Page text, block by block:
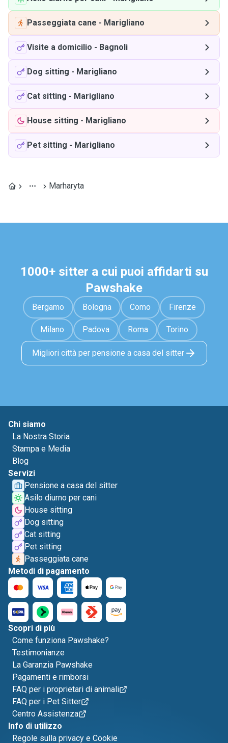
Passeggiata cane - Marigliano
Visite a domicilio - Bagnoli
Dog sitting - Marigliano
Cat sitting - Marigliano
House sitting - Marigliano
Pet sitting - Marigliano
Marharyta
1000+ sitter a cui puoi affidarti su
Pawshake
Bergamo Bologna Como Firenze
Milano Padova Roma Torino
Migliori città per pensione a casa del sitter
Chi siamo
La Nostra Storia
Stampa e Media
Blog
Servizi
Pensione a casa del sitter
Asilo diurno per cani
House sitting
Dog sitting
Cat sitting
Pet sitting
Passeggiata cane
Metodi di pagamento
Scopri di più
Come funziona Pawshake?
Testimonianze
La Garanzia Pawshake
Pagamenti e rimborsi
FAQ per i proprietari di animali
FAQ per i Pet Sitter
Centro Assistenza
Info di utilizzo
Regole sulla privacy e Cookie